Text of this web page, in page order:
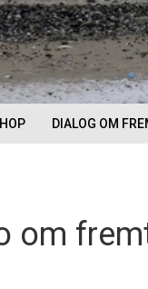
DIALOG OM
om